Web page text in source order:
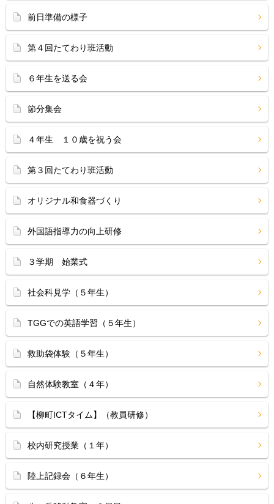
前日準備の様子
第４回たてわり班活動
６年生を送る会
節分集会
４年生 １０歳を祝う会
第３回たてわり班活動
オリジナル和食器づくり
外国語指導力の向上研修
３学期 始業式
社会科見学（５年生）
TGGでの英語学習（５年生）
救助袋体験（５年生）
自然体験教室（４年）
【柳町ICTタイム】（教員研修）
校内研究授業（１年）
陸上記録会（６年生）